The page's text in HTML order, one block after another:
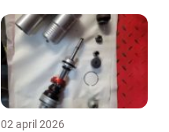
02 april 2026